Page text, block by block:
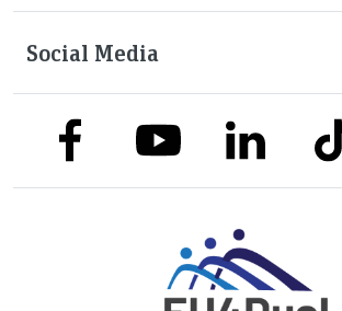
Social Media
link to facebooklink to youtubelink to